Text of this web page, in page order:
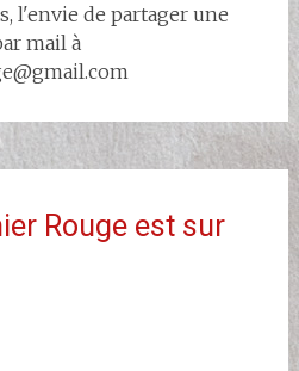
l'envie de partager une
mail à
Rouge est sur